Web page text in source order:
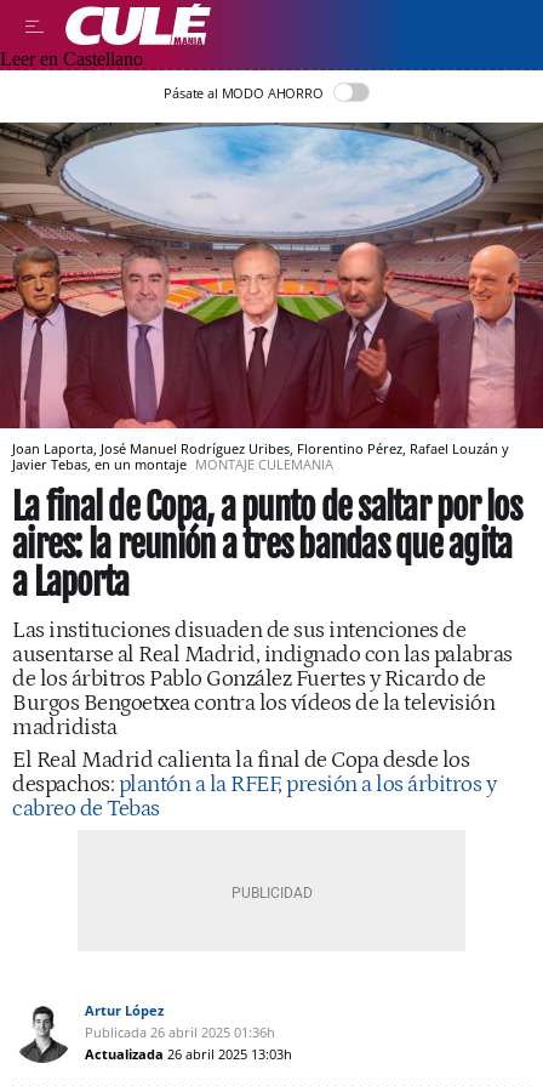
Leer en Castellano
Pásate al MODO AHORRO
Joan Laporta, José Manuel Rodríguez Uribes, Florentino Pérez, Rafael Louzán y
Javier Tebas, en un montaje MONTAJE CULEMANIA
La final de Copa, a punto de saltar por los
aires: la reunión a tres bandas que agita
a Laporta
Las instituciones disuaden de sus intenciones de
ausentarse al Real Madrid, indignado con las palabras
de los árbitros Pablo González Fuertes y Ricardo de
Burgos Bengoetxea contra los vídeos de la televisión
madridista
El Real Madrid calienta la final de Copa desde los
despachos: plantón a la RFEF, presión a los árbitros y
cabreo de Tebas
Artur López
Publicada 26 abril 2025 01:36h
Actualizada 26 abril 2025 13:03h